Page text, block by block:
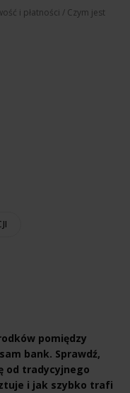
i płatności / Czym jest
pomiędzy
bank. Sprawdź,
od tradycyjnego
i jak szybko trafi